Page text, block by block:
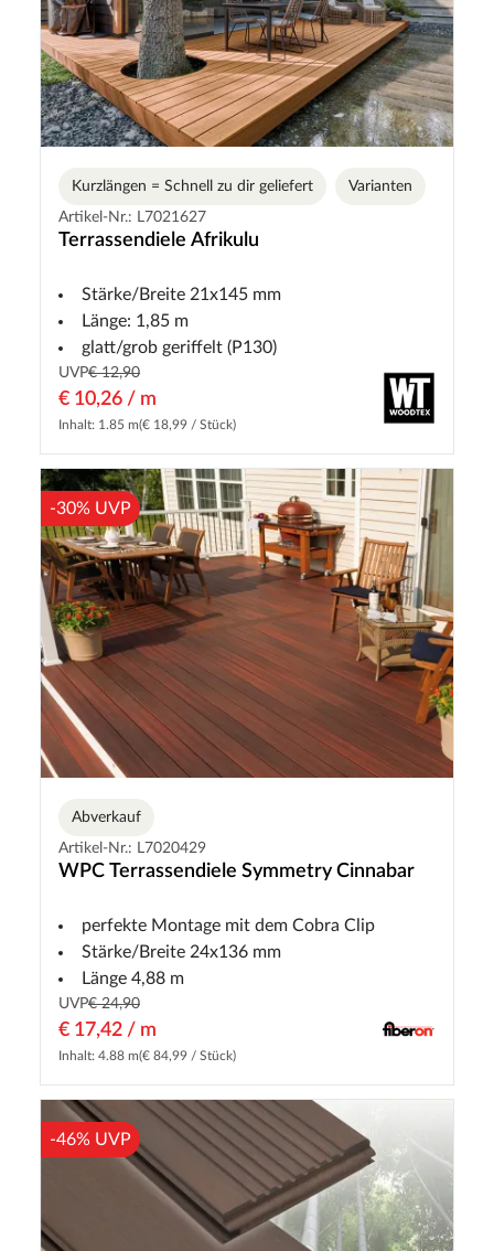
Kurzlängen = Schnell zu dir geliefert
Varianten
Artikel-Nr.: L7021627
Terrassendiele Afrikulu
Stärke/Breite 21x145 mm
Länge: 1,85 m
glatt/grob geriffelt (P130)
UVP€ 12,90
€ 10,26 / m
Inhalt: 1.85 m(€ 18,99 / Stück)
-30% UVP
Abverkauf
Artikel-Nr.: L7020429
WPC Terrassendiele Symmetry Cinnabar
perfekte Montage mit dem Cobra Clip
Stärke/Breite 24x136 mm
Länge 4,88 m
UVP€ 24,90
€ 17,42 / m
Inhalt: 4.88 m(€ 84,99 / Stück)
-46% UVP